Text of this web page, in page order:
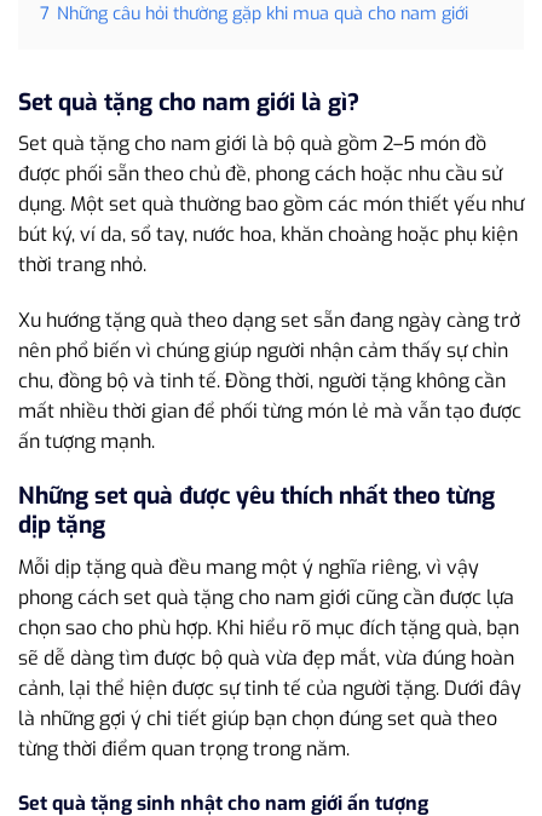
7 Những câu hỏi thường gặp khi mua quà cho nam giới
Set quà tặng cho nam giới là gì?
Set quà tặng cho nam giới là bộ quà gồm 2–5 món đồ
được phối sẵn theo chủ đề, phong cách hoặc nhu cầu sử
dụng. Một set quà thường bao gồm các món thiết yếu như
bút ký, ví da, sổ tay, nước hoa, khăn choàng hoặc phụ kiện
thời trang nhỏ.
Xu hướng tặng quà theo dạng set sẵn đang ngày càng trở
nên phổ biến vì chúng giúp người nhận cảm thấy sự chỉn
chu, đồng bộ và tinh tế. Đồng thời, người tặng không cần
mất nhiều thời gian để phối từng món lẻ mà vẫn tạo được
ấn tượng mạnh.
Những set quà được yêu thích nhất theo từng
dịp tặng
Mỗi dịp tặng quà đều mang một ý nghĩa riêng, vì vậy
phong cách set quà tặng cho nam giới cũng cần được lựa
chọn sao cho phù hợp. Khi hiểu rõ mục đích tặng quà, bạn
sẽ dễ dàng tìm được bộ quà vừa đẹp mắt, vừa đúng hoàn
cảnh, lại thể hiện được sự tinh tế của người tặng. Dưới đây
là những gợi ý chi tiết giúp bạn chọn đúng set quà theo
từng thời điểm quan trọng trong năm.
Set quà tặng sinh nhật cho nam giới ấn tượng